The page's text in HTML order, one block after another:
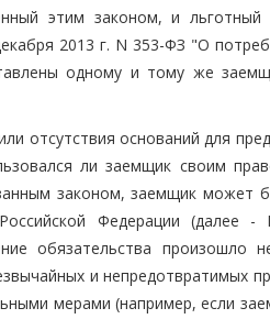
этим законом, и
2013 г. N 353-ФЗ "О
одному и тому же
отсутствия оснований для
ли заемщик своим
законом, заемщик может
Федерации
обязательства
и непредотвратимых
мерами (например, если